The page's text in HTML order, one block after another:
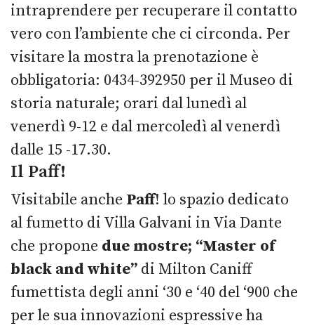
intraprendere per recuperare il contatto
vero con l’ambiente che ci circonda. Per
visitare la mostra la prenotazione è
obbligatoria: 0434-392950 per il Museo di
storia naturale; orari dal lunedì al
venerdì 9-12 e dal mercoledì al venerdì
dalle 15 -17.30.
Il Paff!
Visitabile anche Paff! lo spazio dedicato
al fumetto di Villa Galvani in Via Dante
che propone due mostre; “Master of
black and white” di Milton Caniff
fumettista degli anni ‘30 e ‘40 del ‘900 che
per le sua innovazioni espressive ha